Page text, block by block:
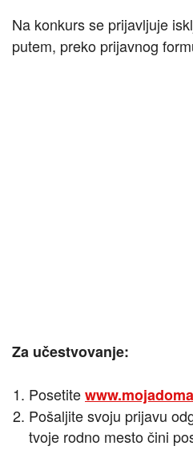
Na konkurs se prijavljuje
putem, preko prijavnog
Za učestvovanje:
Posetite
Pošaljite svoju prijavu
tvoje rodno mesto čini